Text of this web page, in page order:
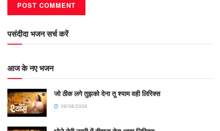
पसंदीदा भजन सर्च करें
आज के नए भजन
जो ठीक लगे तुझको देना तू श्याम वही लिरिक्स
08/08/2026